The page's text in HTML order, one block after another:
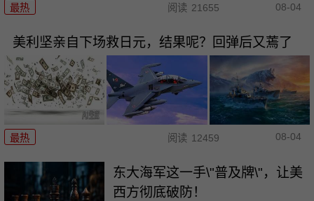
最热 阅读 21655 08-04
美利坚亲自下场救日元，结果呢？回弹后又蔫了
最热 阅读 12459 08-04
东大海军这一手\"普及牌\"，让美
西方彻底破防！